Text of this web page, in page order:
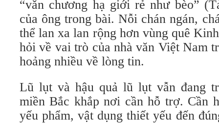
“văn chương hạ giới rẻ như bèo”
của ông trong bài. Nỗi chán ngán,
thể lan xa lan rộng hơn vùng quê
hỏi về vai trò của nhà văn Việt Nam
hoảng nhiều về lòng tin.
Lũ lụt và hậu quả lũ lụt vẫn đang
miền Bắc khắp nơi cần hỗ trợ. Cần
yếu phẩm, vật dụng thiết yếu đến